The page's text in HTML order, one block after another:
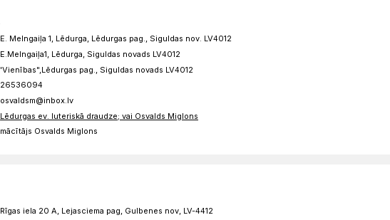
E. Melngaiļa 1, Lēdurga, Lēdurgas pag., Siguldas nov. LV4012
E.Melngaiļa1, Lēdurga, Siguldas novads LV4012
'Vienības",Lēdurgas pag., Siguldas novads LV4012
26536094
osvaldsm@inbox.lv
Lēdurgas ev. luteriskā draudze; vai Osvalds Miglons
mācītājs Osvalds Miglons
Rīgas iela 20 A, Lejasciema pag, Gulbenes nov, LV-4412